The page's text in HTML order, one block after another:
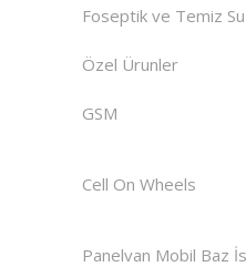
Foseptik ve Temiz Su
Özel Ürunler
GSM
Cell On Wheels
Panelvan Mobil Baz